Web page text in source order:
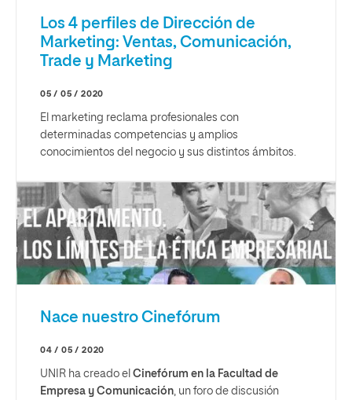
Los 4 perfiles de Dirección de
Marketing: Ventas, Comunicación,
Trade y Marketing
05 / 05 / 2020
El marketing reclama profesionales con
determinadas competencias y amplios
conocimientos del negocio y sus distintos ámbitos.
Nace nuestro Cinefórum
04 / 05 / 2020
UNIR ha creado el Cinefórum en la Facultad de
Empresa y Comunicación, un foro de discusión